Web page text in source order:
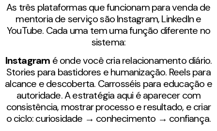
As três plataformas que funcionam para venda de
mentoria de serviço são Instagram, LinkedIn e
YouTube. Cada uma tem uma função diferente no
sistema:
Instagram é onde você cria relacionamento diário.
Stories para bastidores e humanização. Reels para
alcance e descoberta. Carrosséis para educação e
autoridade. A estratégia aqui é aparecer com
consistência, mostrar processo e resultado, e criar
o ciclo: curiosidade → conhecimento → confiança.